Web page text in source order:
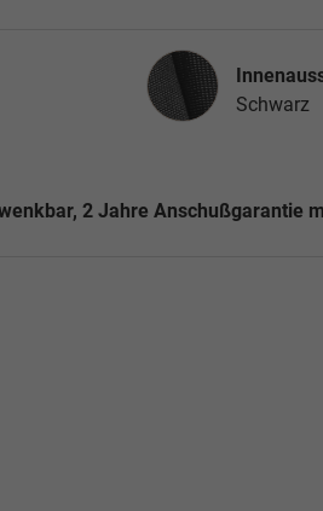
Innenausstattung
Schwarz
2 Jahre Anschußgarantie